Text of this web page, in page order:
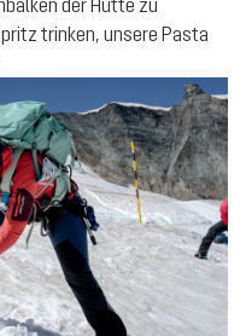
trinken, unsere Pasta